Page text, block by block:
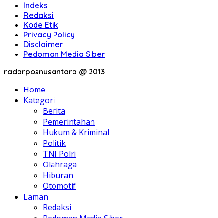
Indeks
Redaksi
Kode Etik
Privacy Policy
Disclaimer
Pedoman Media Siber
radarposnusantara @ 2013
Home
Kategori
Berita
Pemerintahan
Hukum & Kriminal
Politik
TNI Polri
Olahraga
Hiburan
Otomotif
Laman
Redaksi